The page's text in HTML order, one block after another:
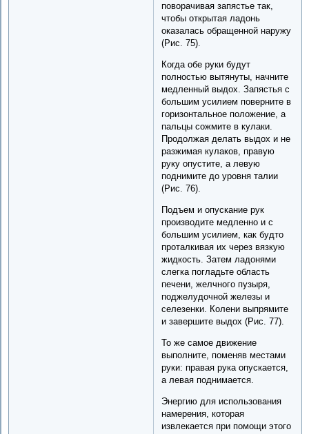
поворачивая запястье так,
чтобы открытая ладонь
оказалась обращенной наружу
(Рис. 75).
Когда обе руки будут
полностью вытянуты, начните
медленный выдох. Запястья с
большим усилием поверните в
горизонтальное положение, а
пальцы сожмите в кулаки.
Продолжая делать выдох и не
разжимая кулаков, правую
руку опустите, а левую
поднимите до уровня талии
(Рис. 76).
Подъем и опускание рук
производите медленно и с
большим усилием, как будто
проталкивая их через вязкую
жидкость. Затем ладонями
слегка погладьте область
печени, желчного пузыря,
поджелудочной железы и
селезенки. Колени выпрямите
и завершите выдох (Рис. 77).
То же самое движение
выполните, поменяв местами
руки: правая рука опускается,
а левая поднимается.
Энергию для использования
намерения, которая
извлекается при помощи этого